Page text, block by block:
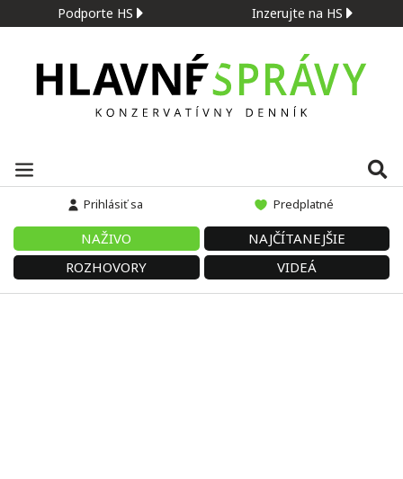
Podporte HS Inzerujte na HS
Prihlásiť sa Predplatné
NAŽIVO
NAJČÍTANEJŠIE
ROZHOVORY
VIDEÁ